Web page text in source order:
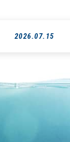
2026.07.15